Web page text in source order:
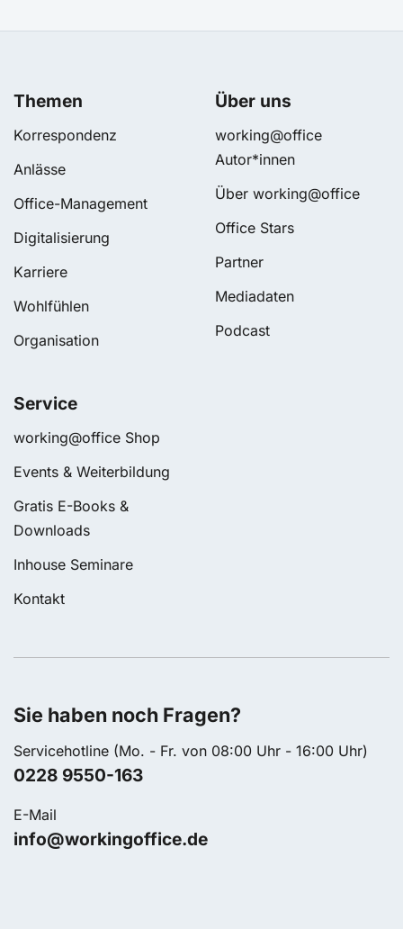
Themen
Korrespondenz
Anlässe
Office-Management
Digitalisierung
Karriere
Wohlfühlen
Organisation
Über uns
working@office
Autor*innen
Über working@office
Office Stars
Partner
Mediadaten
Podcast
Service
working@office Shop
Events & Weiterbildung
Gratis E-Books &
Downloads
Inhouse Seminare
Kontakt
Sie haben noch Fragen?
Servicehotline (Mo. - Fr. von 08:00 Uhr - 16:00 Uhr)
0228 9550-163
E-Mail
info@workingoffice.de